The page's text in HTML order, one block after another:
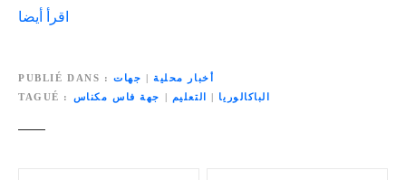
اقرأ أيضا
PUBLIÉ DANS أخبار محلية | جهات
TAGUÉ
الباكالوريا التعليم جهة فاس مكناس